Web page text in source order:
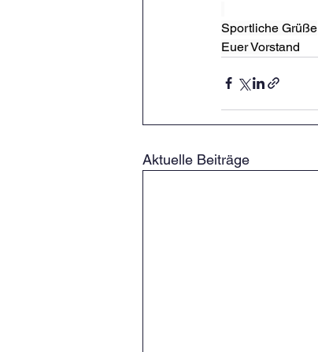
Sportliche Grüße
Euer Vorstand
Aktuelle Beiträge